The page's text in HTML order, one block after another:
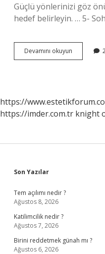
Güçlü yönlerinizi göz
hedef belirleyin. … 5-
Devamını okuyun Utangaç
Olmaktan
https://
https://imder.com.tr knight
Sidebar
Son Yazılar
Tem açılımı nedir ?
Ağustos 8, 2026
Katilimcilik nedir ?
Ağustos 7, 2026
Birini reddetmek günah mı ?
Ağustos 6, 2026